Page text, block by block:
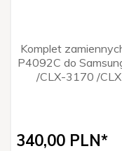
Komplet
P4092C do
/CLX-3170 /
340,00 PLN*